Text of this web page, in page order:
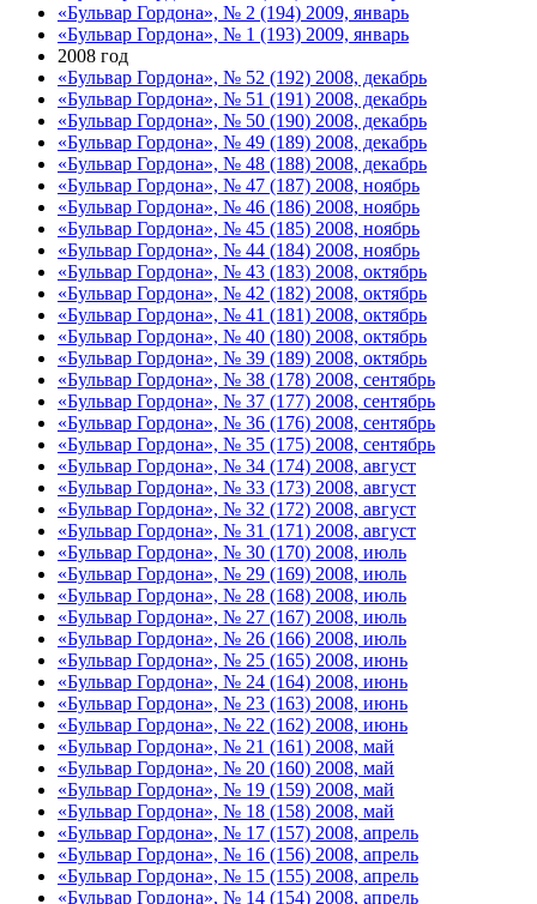
«Бульвар Гордона», № 2 (194) 2009, январь
«Бульвар Гордона», № 1 (193) 2009, январь
2008 год
«Бульвар Гордона», № 52 (192) 2008, декабрь
«Бульвар Гордона», № 51 (191) 2008, декабрь
«Бульвар Гордона», № 50 (190) 2008, декабрь
«Бульвар Гордона», № 49 (189) 2008, декабрь
«Бульвар Гордона», № 48 (188) 2008, декабрь
«Бульвар Гордона», № 47 (187) 2008, ноябрь
«Бульвар Гордона», № 46 (186) 2008, ноябрь
«Бульвар Гордона», № 45 (185) 2008, ноябрь
«Бульвар Гордона», № 44 (184) 2008, ноябрь
«Бульвар Гордона», № 43 (183) 2008, октябрь
«Бульвар Гордона», № 42 (182) 2008, октябрь
«Бульвар Гордона», № 41 (181) 2008, октябрь
«Бульвар Гордона», № 40 (180) 2008, октябрь
«Бульвар Гордона», № 39 (189) 2008, октябрь
«Бульвар Гордона», № 38 (178) 2008, сентябрь
«Бульвар Гордона», № 37 (177) 2008, сентябрь
«Бульвар Гордона», № 36 (176) 2008, сентябрь
«Бульвар Гордона», № 35 (175) 2008, сентябрь
«Бульвар Гордона», № 34 (174) 2008, август
«Бульвар Гордона», № 33 (173) 2008, август
«Бульвар Гордона», № 32 (172) 2008, август
«Бульвар Гордона», № 31 (171) 2008, август
«Бульвар Гордона», № 30 (170) 2008, июль
«Бульвар Гордона», № 29 (169) 2008, июль
«Бульвар Гордона», № 28 (168) 2008, июль
«Бульвар Гордона», № 27 (167) 2008, июль
«Бульвар Гордона», № 26 (166) 2008, июль
«Бульвар Гордона», № 25 (165) 2008, июнь
«Бульвар Гордона», № 24 (164) 2008, июнь
«Бульвар Гордона», № 23 (163) 2008, июнь
«Бульвар Гордона», № 22 (162) 2008, июнь
«Бульвар Гордона», № 21 (161) 2008, май
«Бульвар Гордона», № 20 (160) 2008, май
«Бульвар Гордона», № 19 (159) 2008, май
«Бульвар Гордона», № 18 (158) 2008, май
«Бульвар Гордона», № 17 (157) 2008, апрель
«Бульвар Гордона», № 16 (156) 2008, апрель
«Бульвар Гордона», № 15 (155) 2008, апрель
«Бульвар Гордона», № 14 (154) 2008, апрель